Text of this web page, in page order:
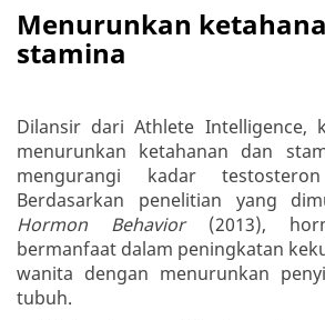
Menurunkan
stamina
Dilansir dari Athlete Intelligence,
menurunkan ketahanan dan
mengurangi kadar
Berdasarkan penelitian yang
Hormon Behavior (2013),
bermanfaat dalam peningkatan
wanita dengan menurunkan
tubuh.